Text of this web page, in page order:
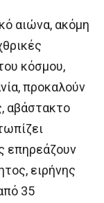
αιώνα, ακόμη
κόσμου,
προκαλούν
αβάστακτο
επηρεάζουν
ειρήνης
35